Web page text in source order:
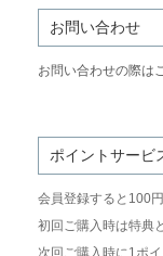
お問い合わせ
お問い合わせの際は
ポイントサービ
会員登録すると100
初回ご購入時は特典
次回ご購入時に1ポ